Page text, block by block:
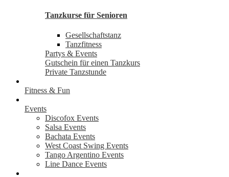
Tanzkurse für Senioren
Gesellschaftstanz
Tanzfitness
Partys & Events
Gutschein für einen Tanzkurs
Private Tanzstunde
Fitness & Fun
Events
Discofox Events
Salsa Events
Bachata Events
West Coast Swing Events
Tango Argentino Events
Line Dance Events